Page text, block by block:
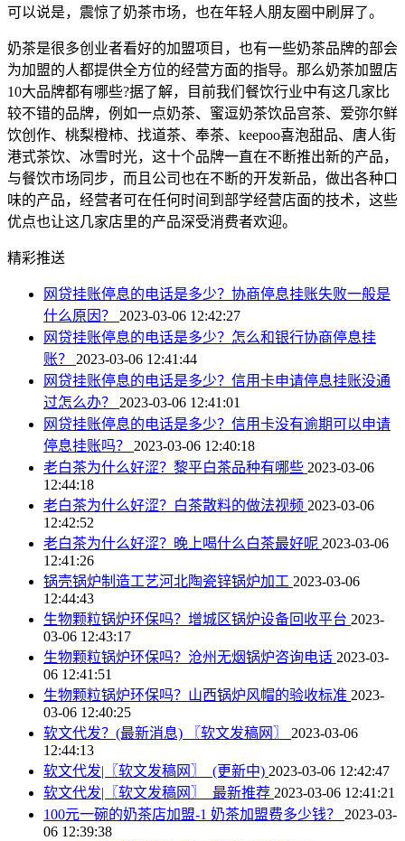
可以说是，震惊了奶茶市场，也在年轻人朋友圈中刷屏了。
奶茶是很多创业者看好的加盟项目，也有一些奶茶品牌的部会
为加盟的人都提供全方位的经营方面的指导。那么奶茶加盟店
10大品牌都有哪些?据了解，目前我们餐饮行业中有这几家比
较不错的品牌，例如一点奶茶、蜜逗奶茶饮品宫茶、爱弥尔鲜
饮创作、桃梨橙柿、找道茶、奉茶、keepoo喜泡甜品、唐人街
港式茶饮、冰雪时光，这十个品牌一直在不断推出新的产品，
与餐饮市场同步，而且公司也在不断的开发新品，做出各种口
味的产品，经营者可在任何时间到部学经营店面的技术，这些
优点也让这几家店里的产品深受消费者欢迎。
精彩推送
网贷挂账停息的电话是多少？协商停息挂账失败一般是
什么原因？ 2023-03-06 12:42:27
网贷挂账停息的电话是多少？怎么和银行协商停息挂
账？ 2023-03-06 12:41:44
网贷挂账停息的电话是多少？信用卡申请停息挂账没通
过怎么办？ 2023-03-06 12:41:01
网贷挂账停息的电话是多少？信用卡没有逾期可以申请
停息挂账吗？ 2023-03-06 12:40:18
老白茶为什么好涩？黎平白茶品种有哪些 2023-03-06
12:44:18
老白茶为什么好涩？白茶散料的做法视频 2023-03-06
12:42:52
老白茶为什么好涩？晚上喝什么白茶最好呢 2023-03-06
12:41:26
锅壳锅炉制造工艺河北陶瓷锌锅炉加工 2023-03-06
12:44:43
生物颗粒锅炉环保吗？增城区锅炉设备回收平台 2023-
03-06 12:43:17
生物颗粒锅炉环保吗？沧州无烟锅炉咨询电话 2023-03-
06 12:41:51
生物颗粒锅炉环保吗？山西锅炉风帽的验收标准 2023-
03-06 12:40:25
软文代发？(最新消息) 〖软文发稿网〗 2023-03-06
12:44:13
软文代发|〖软文发稿网〗_(更新中) 2023-03-06 12:42:47
软文代发|〖软文发稿网〗_最新推荐 2023-03-06 12:41:21
100元一碗的奶茶店加盟-1 奶茶加盟费多少钱？ 2023-03-
06 12:39:38